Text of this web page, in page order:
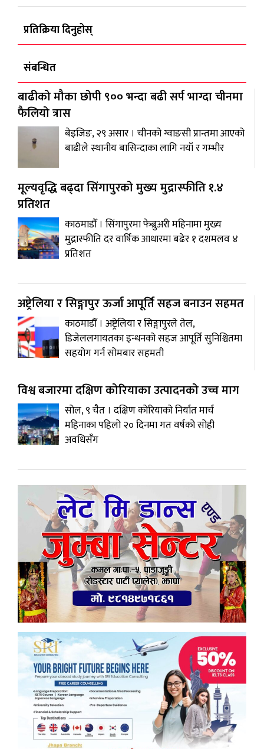
प्रतिक्रिया दिनुहोस्
संबन्धित
बाढीको मौका छोपी ९०० भन्दा बढी सर्प भाग्दा चीनमा
फैलियो त्रास
बेइजिङ, २९ असार । चीनको ग्वाङसी प्रान्तमा आएको
बाढीले स्थानीय बासिन्दाका लागि नयाँ र गम्भीर
मूल्यवृद्धि बढ्दा सिंगापुरको मुख्य मुद्रास्फीति १.४
प्रतिशत
काठमाडौँ । सिंगापुरमा फेब्रुअरी महिनामा मुख्य
मुद्रास्फीति दर वार्षिक आधारमा बढेर १ दशमलव ४
प्रतिशत
अष्ट्रेलिया र सिङ्गापुर ऊर्जा आपूर्ति सहज बनाउन सहमत
काठमाडाैँ । अष्ट्रेलिया र सिङ्गापुरले तेल,
डिजेललगायतका इन्धनको सहज आपूर्ति सुनिश्चितमा
सहयोग गर्न सोमबार सहमती
विश्व बजारमा दक्षिण कोरियाका उत्पादनको उच्च माग
सोल, ९ चैत । दक्षिण कोरियाको निर्यात मार्च
महिनाका पहिलो २० दिनमा गत वर्षको सोही
अवधिसँग